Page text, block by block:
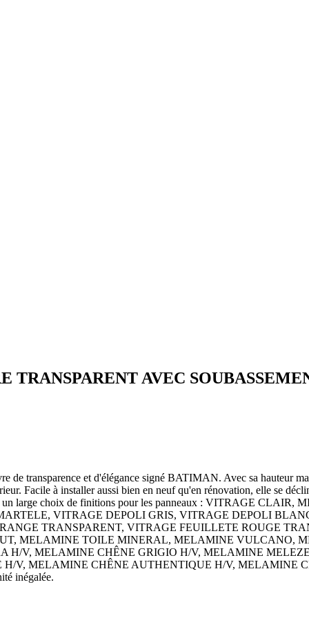
TRANSPARENT AVEC
transparence et d'élégance signé BATIMAN. Avec sa hauteur
Facile à installer aussi bien en neuf qu'en rénovation, elle se
un large choix de finitions pour les panneaux : VITRAGE
VITRAGE DEPOLI GRIS, VITRAGE DEPOLI
TRANSPARENT, VITRAGE FEUILLETE ROUGE
MELAMINE TOILE MINERAL, MELAMINE VULCANO,
H/V, MELAMINE CHÊNE GRIGIO H/V, MELAMINE
MELAMINE CHÊNE AUTHENTIQUE H/V, MELAMINE
inégalée.